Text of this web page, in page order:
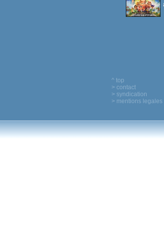
^ top
> contact
> syndication
> mentions legales